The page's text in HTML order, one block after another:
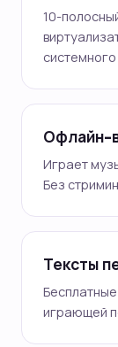
10-
Офлайн-
Играет
Без
Тексты
играющей